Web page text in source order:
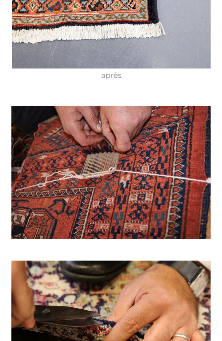
après